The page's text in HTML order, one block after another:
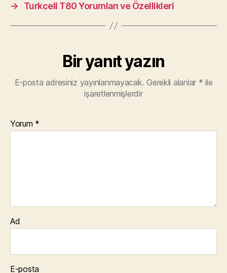
→
Turkcell T80 Yorumları ve Özellikleri
Bir yanıt yazın
E-posta adresiniz yayınlanmayacak. Gerekli alanlar * ile
işaretlenmişlerdir
Yorum *
Ad
E-posta